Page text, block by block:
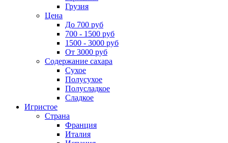
Грузия
Цена
До 700 руб
700 - 1500 руб
1500 - 3000 руб
От 3000 руб
Содержание сахара
Сухое
Полусухое
Полусладкое
Сладкое
Игристое
Страна
Франция
Италия